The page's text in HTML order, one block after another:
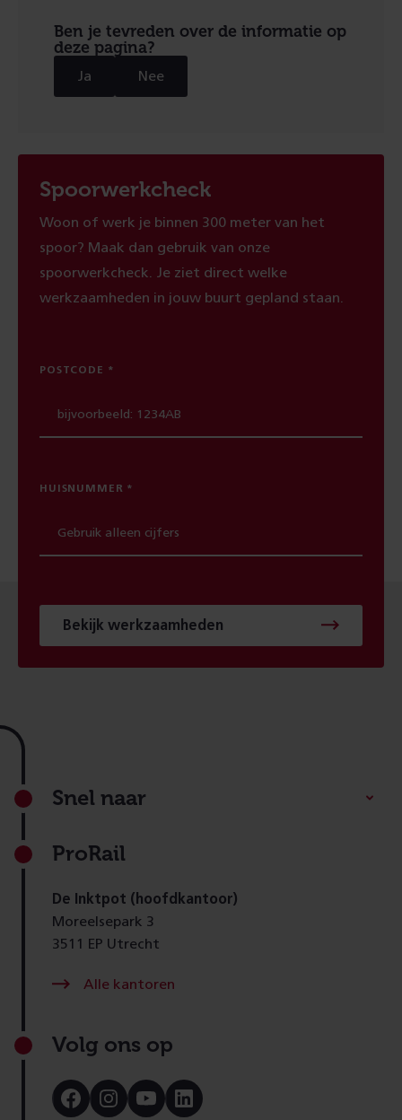
Ben je tevreden over de informatie op
deze pagina?
Ja Nee
Spoorwerkcheck
Woon of werk je binnen 300 meter van het
spoor? Maak dan gebruik van onze
spoorwerkcheck. Je ziet direct welke
werkzaamheden in jouw buurt gepland staan.
POSTCODE
HUISNUMMER
Bekijk werkzaamheden
Footer
Snel naar
ProRail
De Inktpot (hoofdkantoor)
Moreelsepark 3
3511 EP Utrecht
Alle kantoren
Volg ons op
BezoekBezoekBezoekBezoek